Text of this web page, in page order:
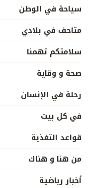
سياحة في الوطن
متاحف في بلادي
سلامتكم تهمنا
صحة و وقاية
رحلة في الإنسان
في كل بيت
قواعد التغذية
من هنا و هناك
أخبار رياضية